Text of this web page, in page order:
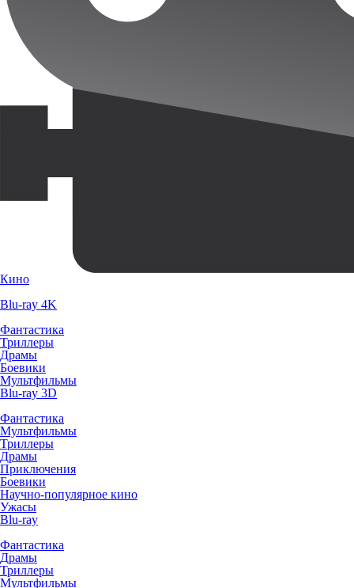
Кино
Blu-ray 4K
Фантастика
Триллеры
Драмы
Боевики
Мультфильмы
Blu-ray 3D
Фантастика
Мультфильмы
Триллеры
Драмы
Приключения
Боевики
Научно-популярное кино
Ужасы
Blu-ray
Фантастика
Драмы
Триллеры
Мультфильмы